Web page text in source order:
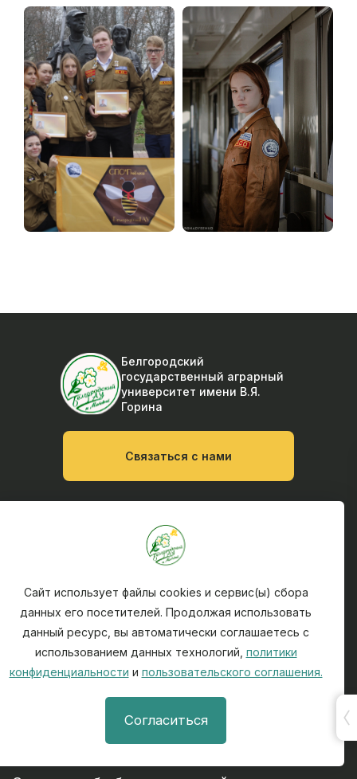
Белгородский
государственный аграрный
университет имени В.Я.
Горина
Связаться с нами
Наука и инновации
Карта сайта
Университет
Профориентация и трудоустройство
Инфоресурсы
Сайт использует файлы cookies и сервис(ы) сбора
данных его посетителей. Продолжая использовать
данный ресурс, вы автоматически соглашаетесь с
использованием данных технологий, политики
конфиденциальности и пользовательского соглашения.
Согласиться